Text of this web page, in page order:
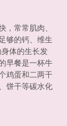
，常常肌肉、
够的钙、维生
体的生长发
早餐是一杯牛
鸡蛋和二两干
饼干等碳水化